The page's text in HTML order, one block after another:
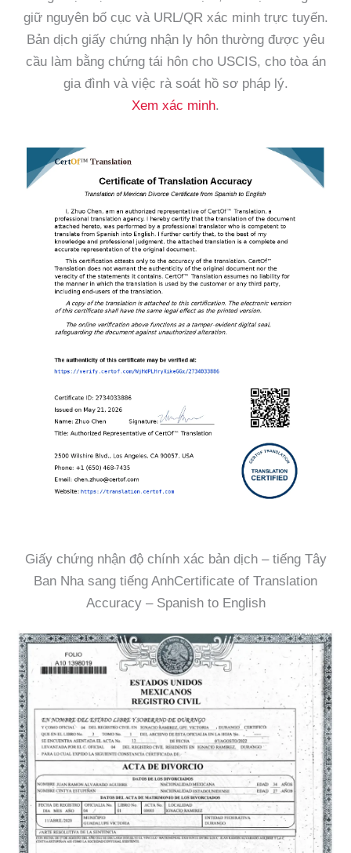
giữ nguyên bố cục và URL/QR xác minh trực tuyến.
Bản dịch giấy chứng nhận ly hôn thường được yêu
cầu làm bằng chứng tái hôn cho USCIS, cho tòa án
gia đình và việc rà soát hồ sơ pháp lý.
Xem xác minh.
Giấy chứng nhận độ chính xác bản dịch – tiếng Tây
Ban Nha sang tiếng AnhCertificate of Translation
Accuracy – Spanish to English